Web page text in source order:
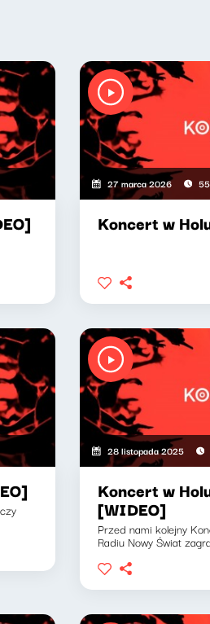
27 marca 2026
Koncert w
28 listopada 2025
Koncert w
[WIDEO]
Przed nami kolejny
Radiu Nowy Świat